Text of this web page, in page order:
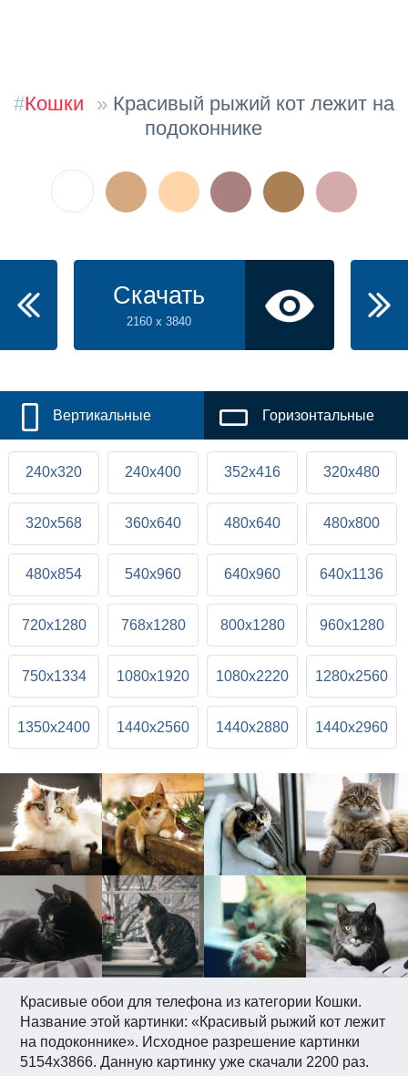
Красивые обои для телефона из категории Кошки.
Название этой картинки: «Красивый рыжий кот лежит
на подоконнике». Исходное разрешение картинки
5154x3866. Данную картинку уже скачали 2200 раз.
#Кошки » Красивый рыжий кот лежит на
подоконнике
Скачать
2160 x 3840
Вертикальные Горизонтальные
240x320 240x400 352x416 320x480
320x568 360x640 480x640 480x800
480x854 540x960 640x960 640x1136
720x1280 768x1280 800x1280 960x1280
750x1334 1080x1920 1080x2220 1280x2560
1350x2400 1440x2560 1440x2880 1440x2960